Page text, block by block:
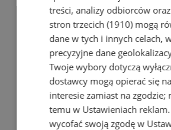
treści, analizy odbiorców
stron trzecich (1910)mogą
dane w tych i innych celach,
precyzyjne dane
Twoje wybory dotyczą
dostawcy mogą opierać się
interesie zamiast na zgodzie;
temu w Ustawieniach reklam
wycofać swoją zgodę w